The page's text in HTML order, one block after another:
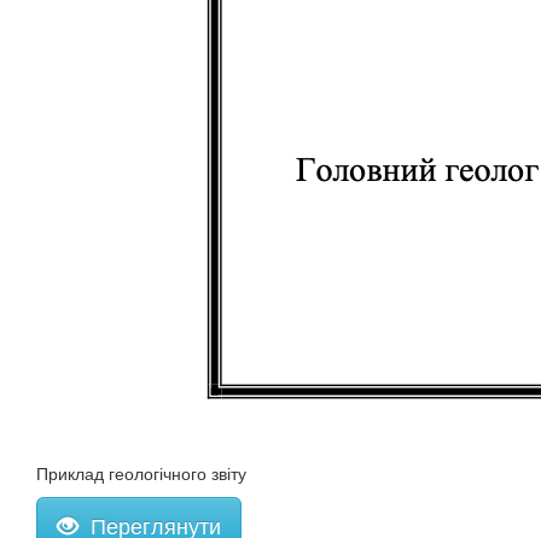
Приклад геологічного звіту
Переглянути